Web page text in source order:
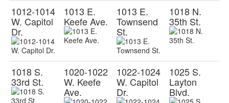
1012-1014
W. Capitol
Dr.
1013 E.
Keefe Ave.
1013 E.
Townsend
St.
1018 N.
35th St.
1018 S.
33rd St.
1020-1022
W. Keefe
Ave.
1022-1024
W. Capitol
Dr.
1025 S.
Layton
Blvd.